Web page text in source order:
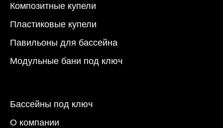
Композитные купели
Пластиковые купели
Павильоны для бассейна
Модульные бани под ключ
Бассейны под ключ
О компании